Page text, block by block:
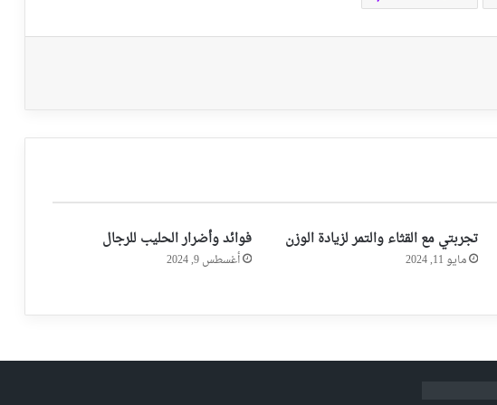
تجربتي مع القثاء والتمر لزيادة الوزن
مايو 11, 2024
فوائد وأضرار الحليب للرجال
أغسطس 9, 2024